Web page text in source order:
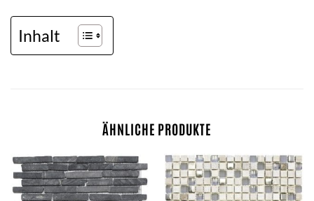
Inhalt
ÄHNLICHE PRODUKTE